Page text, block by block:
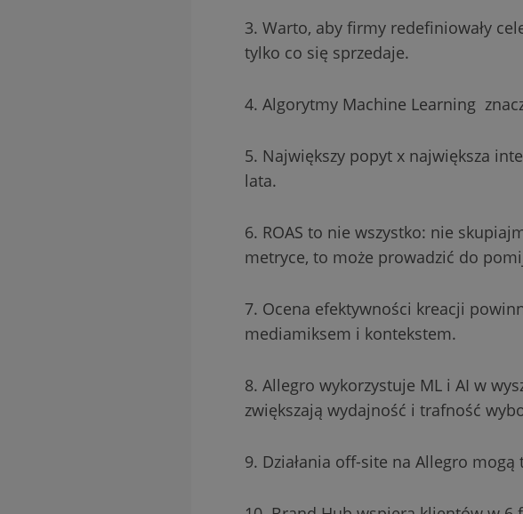
3. Warto, aby firmy redefiniowały
tylko co się sprzedaje.
4. Algorytmy Machine Learning
5. Największy popyt x największa
lata.
6. ROAS to nie wszystko: nie
metryce, to może prowadzić do
7. Ocena efektywności kreacji
mediamiksem i kontekstem.
8. Allegro wykorzystuje ML i AI w
zwiększają wydajność i trafność
9. Działania off-site na Allegro